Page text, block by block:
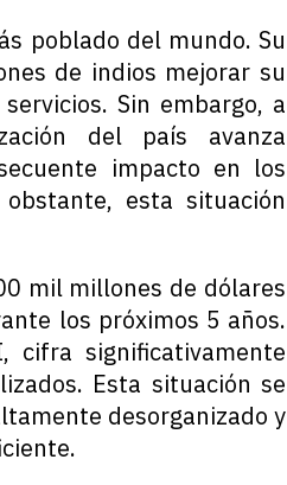
poblado del mundo. Su
de indios mejorar su
Sin embargo, a
del país avanza
impacto en los
esta situación
mil millones de dólares
los próximos 5 años.
cifra significativamente
Esta situación se
desorganizado y